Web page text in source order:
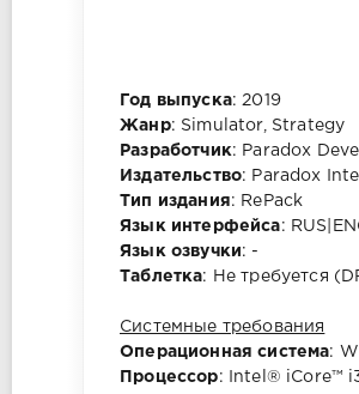
Год выпуска: 2019
Жанр: Simulator, Strategy
Разработчик: Paradox
Издательство: Paradox
Тип издания: RePack
Язык интерфейса:
Язык озвучки: -
Таблетка: Не требуется
Системные требования
Операционная система:
Процессор: Intel® iCore™